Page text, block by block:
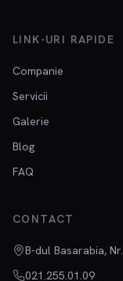
LINK-URI RAPIDE
Companie
Servicii
Galerie
Blog
FAQ
CONTACT
B-dul Basarabia,
021.255.01.09